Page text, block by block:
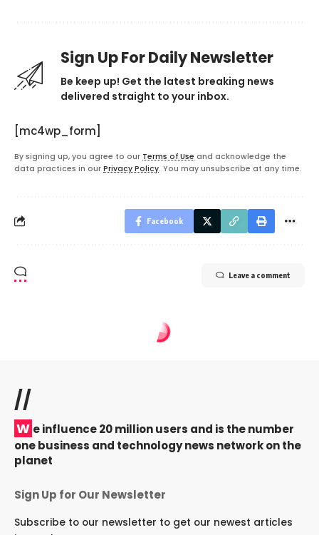
Sign Up For Daily Newsletter
Be keep up! Get the latest breaking news
delivered straight to your inbox.
[mc4wp_form]
By signing up, you agree to our Terms of Use and acknowledge the
data practices in our Privacy Policy. You may unsubscribe at any time.
Facebook
Leave a comment
//
W e influence 20 million users and is the number
one business and technology news network on the
planet
Sign Up for Our Newsletter
Subscribe to our newsletter to get our newest articles